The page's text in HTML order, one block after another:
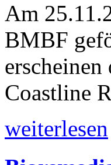
Am
BMBF
Coastline
weiterlesen